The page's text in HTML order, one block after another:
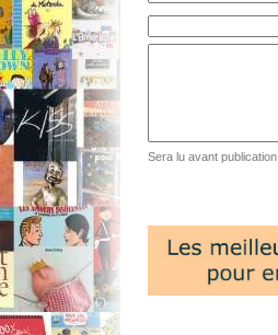
Sera lu avant publication